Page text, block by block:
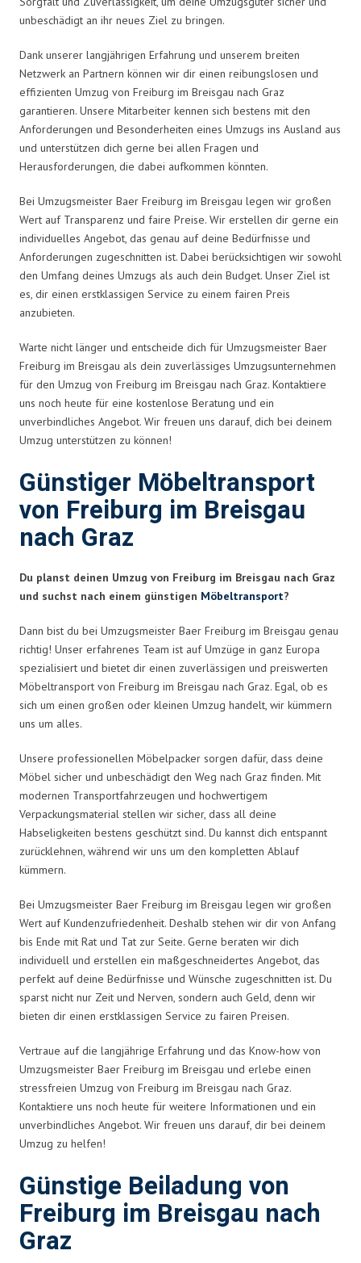
unbeschädigt an ihr neues Ziel zu bringen.
Dank unserer langjährigen Erfahrung und unserem breiten
Netzwerk an Partnern können wir dir einen reibungslosen und
effizienten Umzug von Freiburg im Breisgau nach Graz
garantieren. Unsere Mitarbeiter kennen sich bestens mit den
Anforderungen und Besonderheiten eines Umzugs ins Ausland aus
und unterstützen dich gerne bei allen Fragen und
Herausforderungen, die dabei aufkommen könnten.
Bei Umzugsmeister Baer Freiburg im Breisgau legen wir großen
Wert auf Transparenz und faire Preise. Wir erstellen dir gerne ein
individuelles Angebot, das genau auf deine Bedürfnisse und
Anforderungen zugeschnitten ist. Dabei berücksichtigen wir sowohl
den Umfang deines Umzugs als auch dein Budget. Unser Ziel ist
es, dir einen erstklassigen Service zu einem fairen Preis
anzubieten.
Warte nicht länger und entscheide dich für Umzugsmeister Baer
Freiburg im Breisgau als dein zuverlässiges Umzugsunternehmen
für den Umzug von Freiburg im Breisgau nach Graz. Kontaktiere
uns noch heute für eine kostenlose Beratung und ein
unverbindliches Angebot. Wir freuen uns darauf, dich bei deinem
Umzug unterstützen zu können!
Günstiger Möbeltransport
von Freiburg im Breisgau
nach Graz
Du planst deinen Umzug von Freiburg im Breisgau nach Graz
und suchst nach einem günstigen Möbeltransport?
Dann bist du bei Umzugsmeister Baer Freiburg im Breisgau genau
richtig! Unser erfahrenes Team ist auf Umzüge in ganz Europa
spezialisiert und bietet dir einen zuverlässigen und preiswerten
Möbeltransport von Freiburg im Breisgau nach Graz. Egal, ob es
sich um einen großen oder kleinen Umzug handelt, wir kümmern
uns um alles.
Unsere professionellen Möbelpacker sorgen dafür, dass deine
Möbel sicher und unbeschädigt den Weg nach Graz finden. Mit
modernen Transportfahrzeugen und hochwertigem
Verpackungsmaterial stellen wir sicher, dass all deine
Habseligkeiten bestens geschützt sind. Du kannst dich entspannt
zurücklehnen, während wir uns um den kompletten Ablauf
kümmern.
Bei Umzugsmeister Baer Freiburg im Breisgau legen wir großen
Wert auf Kundenzufriedenheit. Deshalb stehen wir dir von Anfang
bis Ende mit Rat und Tat zur Seite. Gerne beraten wir dich
individuell und erstellen ein maßgeschneidertes Angebot, das
perfekt auf deine Bedürfnisse und Wünsche zugeschnitten ist. Du
sparst nicht nur Zeit und Nerven, sondern auch Geld, denn wir
bieten dir einen erstklassigen Service zu fairen Preisen.
Vertraue auf die langjährige Erfahrung und das Know-how von
Umzugsmeister Baer Freiburg im Breisgau und erlebe einen
stressfreien Umzug von Freiburg im Breisgau nach Graz.
Kontaktiere uns noch heute für weitere Informationen und ein
unverbindliches Angebot. Wir freuen uns darauf, dir bei deinem
Umzug zu helfen!
Günstige Beiladung von
Freiburg im Breisgau nach
Graz